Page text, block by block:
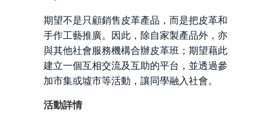
期望不是只顧銷售皮革產品，而是把皮革和
手作工藝推廣。因此，除自家製產品外，亦
與其他社會服務機構合辦皮革班；期望藉此
建立一個互相交流及互助的平台，並透過參
加市集或墟市等活動，讓同學融入社會。
活動詳情